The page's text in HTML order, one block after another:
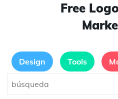
Free
Design Tools